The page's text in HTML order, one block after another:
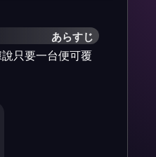
あらすじ
只要一台便可覆